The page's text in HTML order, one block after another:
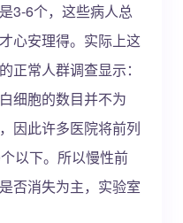
3-6个，这些病人总
心安理得。实际上这
正常人群调查显示：
细胞的数目并不为
因此许多医院将前列
以下。所以慢性前
否消失为主，实验室